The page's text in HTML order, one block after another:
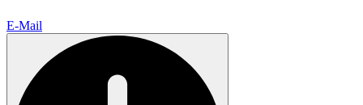
E-Mail